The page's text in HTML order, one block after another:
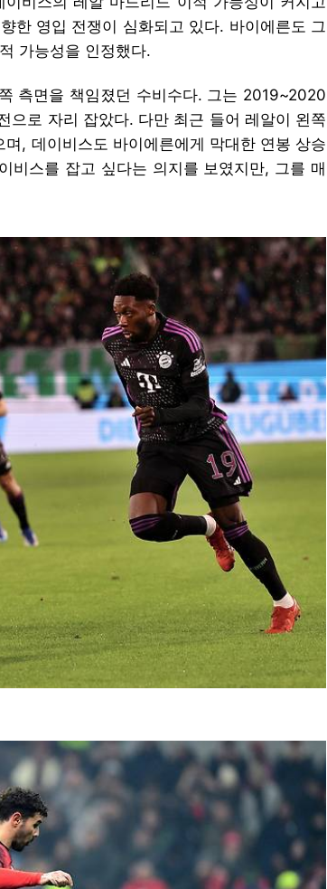
한 영입 전쟁이 심화되고 있다. 바이에른도 그
가능성을 인정했다.
측면을 책임졌던 수비수다. 그는 2019~2020
으로 자리 잡았다. 다만 최근 들어 레알이 왼쪽
, 데이비스도 바이에른에게 막대한 연봉 상승
비스를 잡고 싶다는 의지를 보였지만, 그를 매